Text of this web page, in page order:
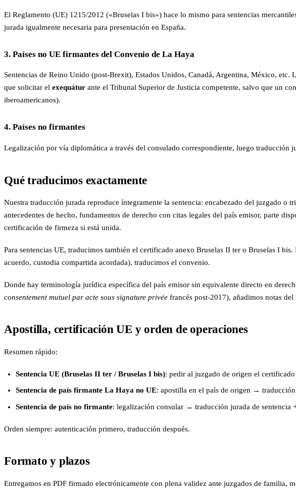
El Reglamento (UE) 1215/2012 («Bruselas I bis») hace lo mismo para sentencias
jurada igualmente necesaria para presentación en España.
3. Países no UE firmantes del Convenio de La Haya
Sentencias de Reino Unido (post-Brexit), Estados Unidos, Canadá, Argentina, México,
que solicitar el exequátur ante el Tribunal Superior de Justicia competente, salvo que un
iberoamericanos).
4. Países no firmantes
Legalización por vía diplomática a través del consulado correspondiente, luego traducción
Qué traducimos exactamente
Nuestra traducción jurada reproduce íntegramente la sentencia: encabezado del juzgado
antecedentes de hecho, fundamentos de derecho con citas legales del país emisor, parte
certificación de firmeza si está unida.
Para sentencias UE, traducimos también el certificado anexo Bruselas II ter o Bruselas I
acuerdo, custodia compartida acordada), traducimos el convenio.
Donde hay terminología jurídica específica del país emisor sin equivalente directo en
consentement mutuel par acte sous signature privée francés post-2017), añadimos notas
Apostilla, certificación UE y orden de operaciones
Resumen rápido:
Sentencia UE (Bruselas II ter / Bruselas I bis): pedir al juzgado de origen el
Sentencia de país firmante La Haya no UE: apostilla en el país de origen →
Sentencia de país no firmante: legalización consular → traducción jurada de sentencia
Orden siempre: autenticación primero, traducción después.
Formato y plazos
Entregamos en PDF firmado electrónicamente con plena validez ante juzgados de